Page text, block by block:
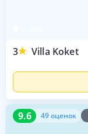
3 Villa Koket
9.6 49 оценок
9.6 49 оценок